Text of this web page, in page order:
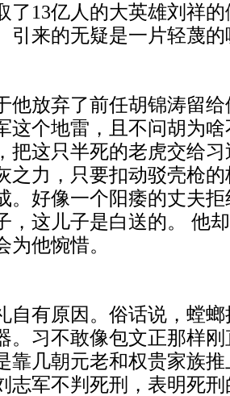
了13亿人的大英雄刘祥
引来的无疑是一片轻蔑
他放弃了前任胡锦涛留
这个地雷，且不问胡为
把这只半死的老虎交给
之力，只要扣动驳壳枪
。好像一个阳痿的丈夫
，这儿子是白送的。 他
为他惋惜。
自有原因。俗话说，螳
。习不敢像包文正那样
靠几朝元老和权贵家族
志军不判死刑，表明死